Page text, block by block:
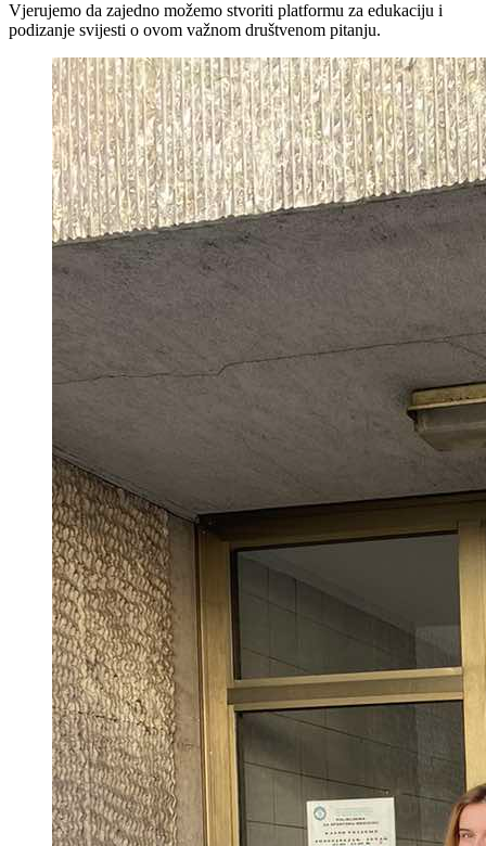
Vjerujemo da zajedno možemo stvoriti platformu za edukaciju i
podizanje svijesti o ovom važnom društvenom pitanju.